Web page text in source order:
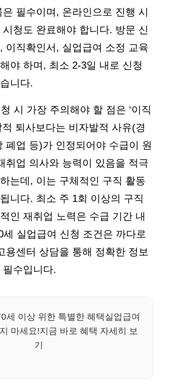
필수이며, 온라인으로 진행 시
청도 완료해야 합니다. 방문 신
이직확인서, 실업급여 소정 교육
야 하며, 최소 2-3일 내로 신청
니다.
시 가장 주의해야 할 점은 ‘이직
적 퇴사보다는 비자발적 사유(경
폐업 등)가 인정되어야 수급이 원
취업 의사와 능력이 있음을 적극
는데, 이는 구체적인 구직 활동
니다. 최소 주 1회 이상의 구직
인 재취업 노력은 수급 기간 내
세 실업급여 신청 조건은 까다로
용센터 상담을 통해 정확한 정보
수입니다.
세 이상 위한 특별한 혜택실업급여
마세요!지금 바로 혜택 자세히 보
기